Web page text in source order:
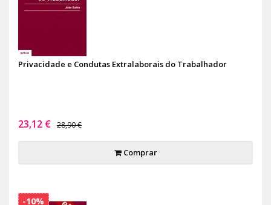
Privacidade e Condutas Extralaborais do Trabalhador
23,12 € 28,90 €
Comprar
-10%